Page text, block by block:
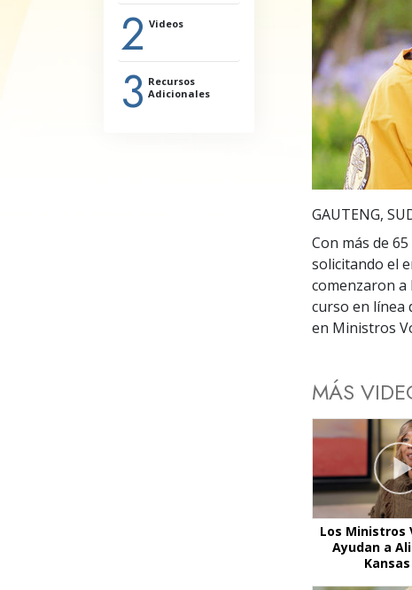
Amor y Odio: ¿Qué es
GAUTENG,
Con más de
solicitando el
comenzaron a
curso en línea
en Ministros
MÁS
Los Ministros
Ayudan a
2 Videos
3 Recursos
Adicionales